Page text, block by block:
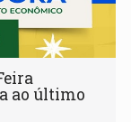
ao último